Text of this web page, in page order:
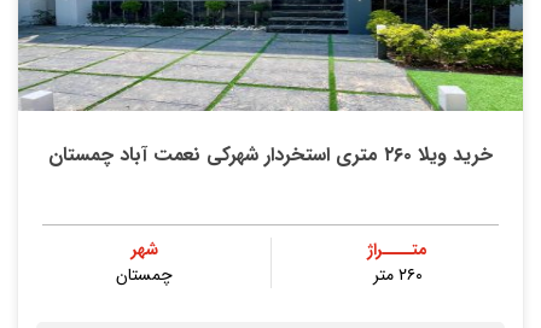
خرید ویلا ۲۶۰ متری استخردار شهرکی نعمت آباد چمستان
متــــراژ
۲۶۰ متر
شهر
چمستان